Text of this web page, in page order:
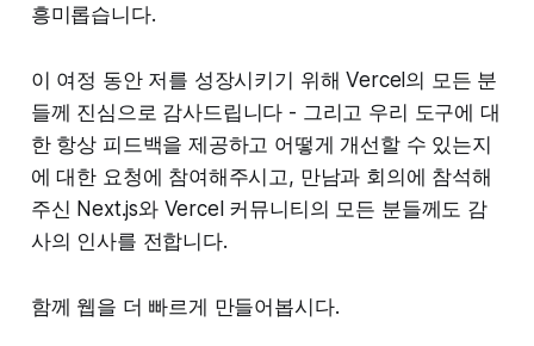
흥미롭습니다.
이 여정 동안 저를 성장시키기 위해 Vercel의 모든 분
들께 진심으로 감사드립니다 - 그리고 우리 도구에 대
한 항상 피드백을 제공하고 어떻게 개선할 수 있는지
에 대한 요청에 참여해주시고, 만남과 회의에 참석해
주신 Next.js와 Vercel 커뮤니티의 모든 분들께도 감
사의 인사를 전합니다.
함께 웹을 더 빠르게 만들어봅시다.